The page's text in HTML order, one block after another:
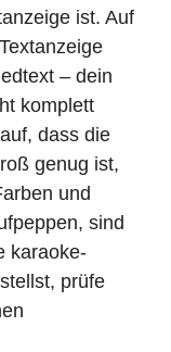
ist. Auf
– dein
komplett
dass die
genug ist,
und
sind
karaoke-
prüfe